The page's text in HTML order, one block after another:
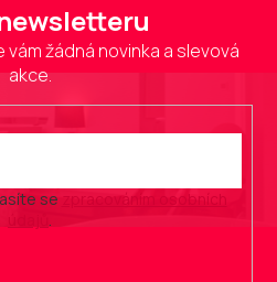
vám žádná novinka a slevová
akce.
se zpracováním osobních